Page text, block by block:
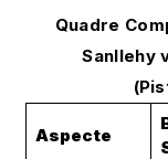
Quadre
Sanllehy
Aspecte